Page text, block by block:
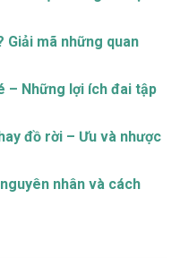
Giải mã những quan
– Những lợi ích đai tập
đồ rời – Ưu và nhược
nhân và cách